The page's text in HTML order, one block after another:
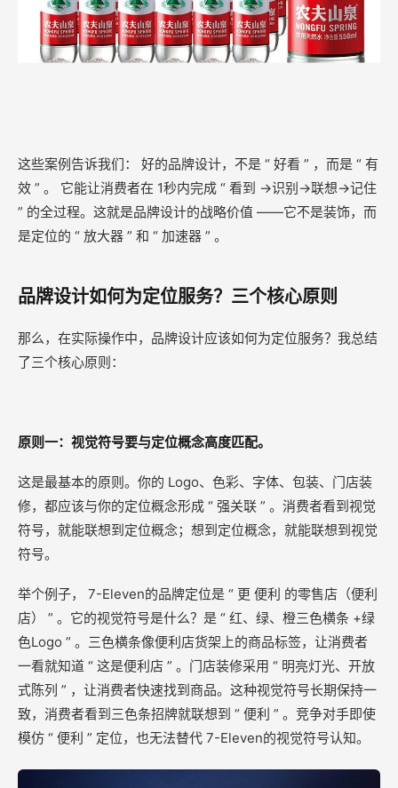
这些案例告诉我们： 好的品牌设计，不是 “ 好看 ” ，而是 “ 有
效 ” 。 它能让消费者在 1秒内完成 “ 看到 →识别→联想→记住
” 的全过程。这就是品牌设计的战略价值 ——它不是装饰，而
是定位的 “ 放大器 ” 和 “ 加速器 ” 。
品牌设计如何为定位服务？三个核心原则
那么，在实际操作中，品牌设计应该如何为定位服务？我总结
了三个核心原则：
原则一：视觉符号要与定位概念高度匹配。
这是最基本的原则。你的 Logo、色彩、字体、包装、门店装
修，都应该与你的定位概念形成 “ 强关联 ” 。消费者看到视觉
符号，就能联想到定位概念；想到定位概念，就能联想到视觉
符号。
举个例子， 7-Eleven的品牌定位是 “ 更 便利 的零售店（便利
店） ” 。它的视觉符号是什么？是 “ 红、绿、橙三色横条 +绿
色Logo ” 。三色横条像便利店货架上的商品标签，让消费者
一看就知道 “ 这是便利店 ” 。门店装修采用 “ 明亮灯光、开放
式陈列 ” ，让消费者快速找到商品。这种视觉符号长期保持一
致，消费者看到三色条招牌就联想到 “ 便利 ” 。竞争对手即使
模仿 “ 便利 ” 定位，也无法替代 7-Eleven的视觉符号认知。